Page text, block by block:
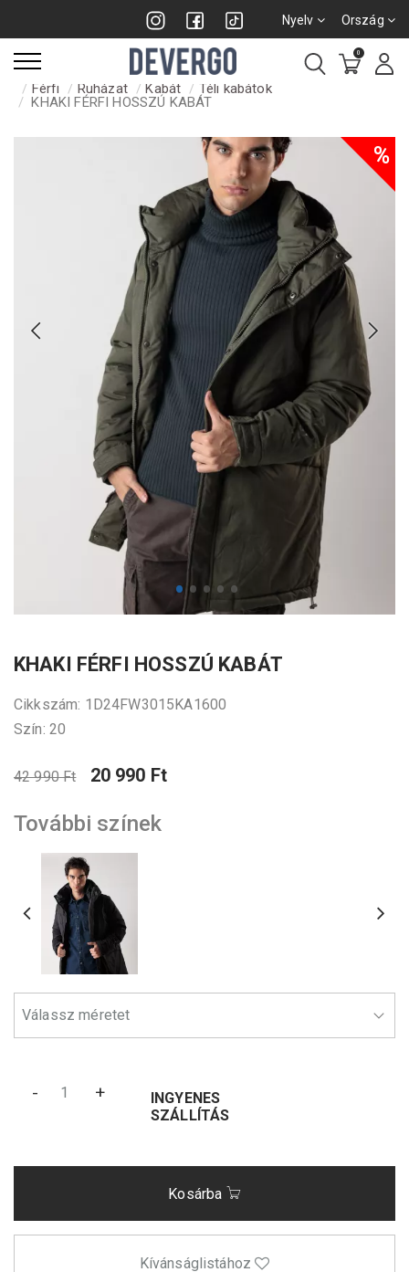
Nyelv Ország
0
Férfi Ruházat Kabát
Téli kabátok
KHAKI FÉRFI HOSSZÚ KABÁT
%
KHAKI FÉRFI HOSSZÚ KABÁT
Cikkszám: 1D24FW3015KA1600
Szín: 20
42 990 Ft 20 990 Ft
További színek
- +
INGYENES
SZÁLLÍTÁS
Kosárba
Kívánságlistához